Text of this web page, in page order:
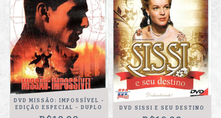
DVD MISSÃO: IMPOSSÍVEL -
EDIÇÃO ESPECIAL - DUPLO
DVD SISSI E SEU DESTINO